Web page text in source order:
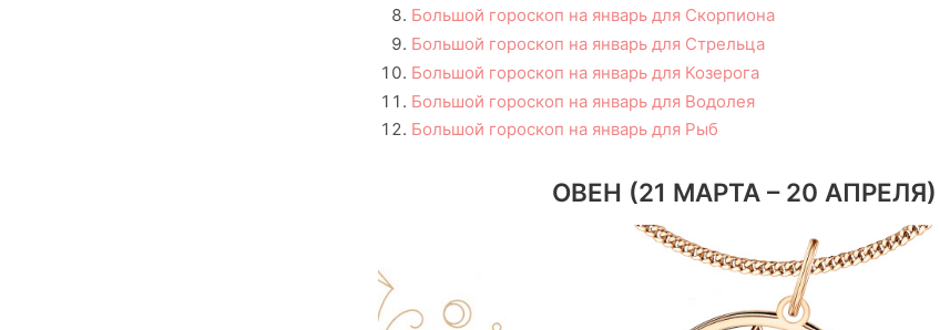
Большой гороскоп на январь для Скорпиона
Большой гороскоп на январь для Стрельца
Большой гороскоп на январь для Козерога
Большой гороскоп на январь для Водолея
Большой гороскоп на январь для Рыб
ОВЕН (21 МАРТА – 20 АПРЕЛЯ)